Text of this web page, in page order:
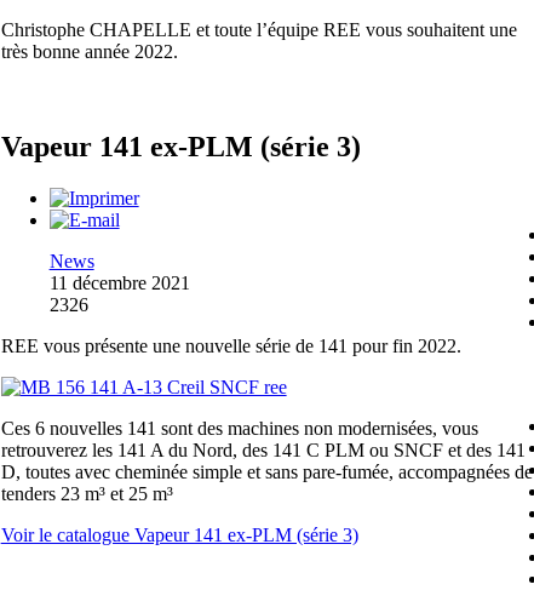
Christophe CHAPELLE et toute l’équipe REE vous souhaitent une
très bonne année 2022.
Vapeur 141 ex-PLM (série 3)
News
11 décembre 2021
2326
REE vous présente une nouvelle série de 141 pour fin 2022.
Ces 6 nouvelles 141 sont des machines non modernisées, vous
retrouverez les 141 A du Nord, des 141 C PLM ou SNCF et des 141
D, toutes avec cheminée simple et sans pare-fumée, accompagnées de
tenders 23 m³ et 25 m³
Voir le catalogue Vapeur 141 ex-PLM (série 3)